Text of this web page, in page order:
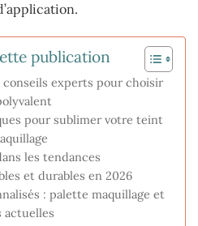
publication
conseils experts pour choisir
pour sublimer votre teint
les tendances
et durables en 2026
: palette maquillage et
actuelles